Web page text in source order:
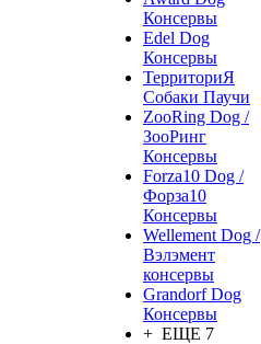
Консервы
Edel Dog
Консервы
ТерриториЯ
Собаки Паучи
ZooRing Dog /
ЗооРинг
Консервы
Forza10 Dog /
Форза10
Консервы
Wellement Dog /
Вэлэмент
консервы
Grandorf Dog
Консервы
+ ЕЩЕ 7